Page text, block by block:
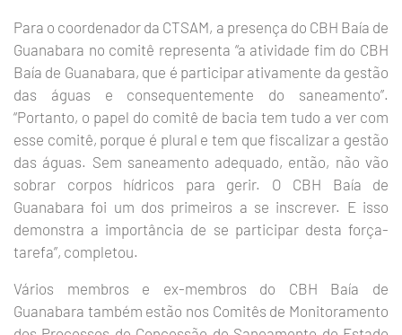
Para o coordenador da CTSAM, a presença do CBH Baía de
Guanabara no comitê representa “a atividade fim do CBH
Baía de Guanabara, que é participar ativamente da gestão
das águas e consequentemente do saneamento”.
“Portanto, o papel do comitê de bacia tem tudo a ver com
esse comitê, porque é plural e tem que fiscalizar a gestão
das águas. Sem saneamento adequado, então, não vão
sobrar corpos hídricos para gerir. O CBH Baía de
Guanabara foi um dos primeiros a se inscrever. E isso
demonstra a importância de se participar desta força-
tarefa”, completou.
Vários membros e ex-membros do CBH Baía de
Guanabara também estão nos Comitês de Monitoramento